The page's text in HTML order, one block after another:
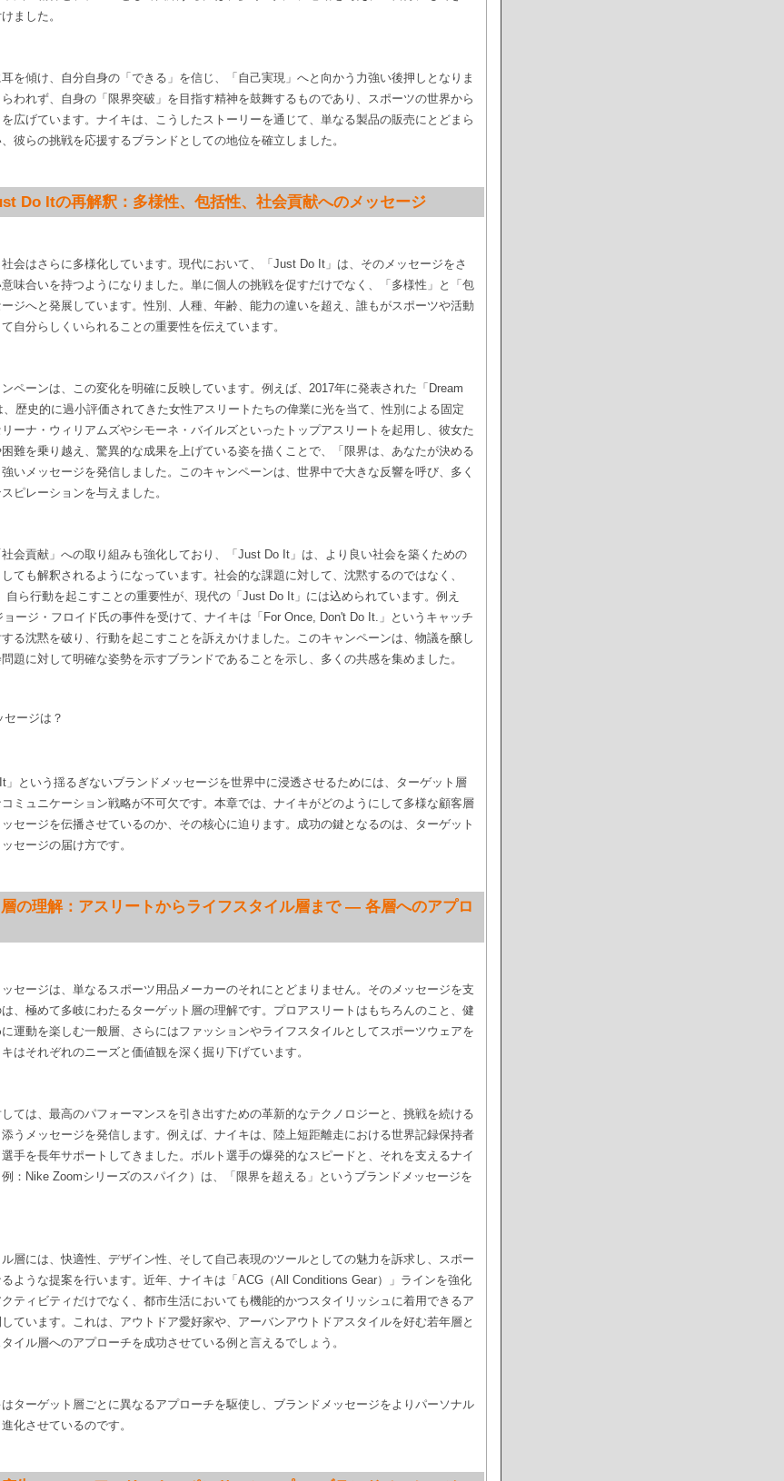
ました。
を傾け、自分自身の「できる」を信じ、「自己実現」へと向かう力強い後押しとなりま
われず、自身の「限界突破」を目指す精神を鼓舞するものであり、スポーツの世界から
広げています。ナイキは、こうしたストーリーを通じて、単なる製品の販売にとどまら
彼らの挑戦を応援するブランドとしての地位を確立しました。
Do Itの再解釈：多様性、包括性、社会貢献へのメッセージ
会はさらに多様化しています。現代において、「Just Do It」は、そのメッセージをさ
味合いを持つようになりました。単に個人の挑戦を促すだけでなく、「多様性」と「包
ジへと発展しています。性別、人種、年齢、能力の違いを超え、誰もがスポーツや活動
自分らしくいられることの重要性を伝えています。
ペーンは、この変化を明確に反映しています。例えば、2017年に発表された「Dream
歴史的に過小評価されてきた女性アスリートたちの偉業に光を当て、性別による固定
ーナ・ウィリアムズやシモーネ・バイルズといったトップアスリートを起用し、彼女た
難を乗り越え、驚異的な成果を上げている姿を描くことで、「限界は、あなたが決める
いメッセージを発信しました。このキャンペーンは、世界中で大きな反響を呼び、多く
ピレーションを与えました。
会貢献」への取り組みも強化しており、「Just Do It」は、より良い社会を築くための
ても解釈されるようになっています。社会的な課題に対して、沈黙するのではなく、
自ら行動を起こすことの重要性が、現代の「Just Do It」には込められています。例え
ージ・フロイド氏の事件を受けて、ナイキは「For Once, Don't Do It.」というキャッチ
る沈黙を破り、行動を起こすことを訴えかけました。このキャンペーンは、物議を醸し
題に対して明確な姿勢を示すブランドであることを示し、多くの共感を集めました。
」という揺るぎないブランドメッセージを世界中に浸透させるためには、ターゲット層
ミュニケーション戦略が不可欠です。本章では、ナイキがどのようにして多様な顧客層
セージを伝播させているのか、その核心に迫ります。成功の鍵となるのは、ターゲット
セージの届け方です。
の理解：アスリートからライフスタイル層まで — 各層へのアプロ
セージは、単なるスポーツ用品メーカーのそれにとどまりません。そのメッセージを支
、極めて多岐にわたるターゲット層の理解です。プロアスリートはもちろんのこと、健
運動を楽しむ一般層、さらにはファッションやライフスタイルとしてスポーツウェアを
はそれぞれのニーズと価値観を深く掘り下げています。
ては、最高のパフォーマンスを引き出すための革新的なテクノロジーと、挑戦を続ける
うメッセージを発信します。例えば、ナイキは、陸上短距離走における世界記録保持者
手を長年サポートしてきました。ボルト選手の爆発的なスピードと、それを支えるナイ
：Nike Zoomシリーズのスパイク）は、「限界を超える」というブランドメッセージを
層には、快適性、デザイン性、そして自己表現のツールとしての魅力を訴求し、スポー
ような提案を行います。近年、ナイキは「ACG（All Conditions Gear）」ラインを強化
ティビティだけでなく、都市生活においても機能的かつスタイリッシュに着用できるア
ています。これは、アウトドア愛好家や、アーバンアウトドアスタイルを好む若年層と
イル層へのアプローチを成功させている例と言えるでしょう。
ターゲット層ごとに異なるアプローチを駆使し、ブランドメッセージをよりパーソナル
化させているのです。